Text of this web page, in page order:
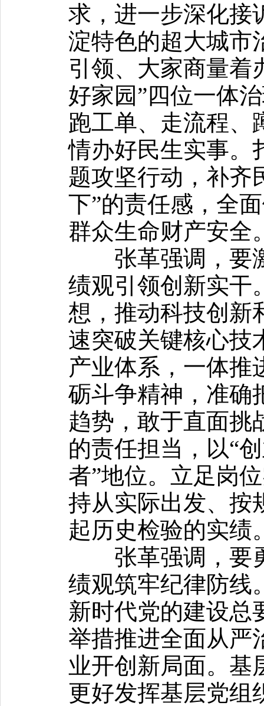
求，进一步深化接
淀特色的超大城市
引领、大家商量着
好家园”四位一体
跑工单、走流程、
情办好民生实事。
题攻坚行动，补齐
下”的责任感，全
群众生命财产安全
张革强调，要
绩观引领创新实干
想，推动科技创新
速突破关键核心技
产业体系，一体推
砺斗争精神，准确
趋势，敢于直面挑
的责任担当，以“
者”地位。立足岗
持从实际出发、按
起历史检验的实绩
张革强调，要
绩观筑牢纪律防线
新时代党的建设总
举措推进全面从严
业开创新局面。基
更好发挥基层党组